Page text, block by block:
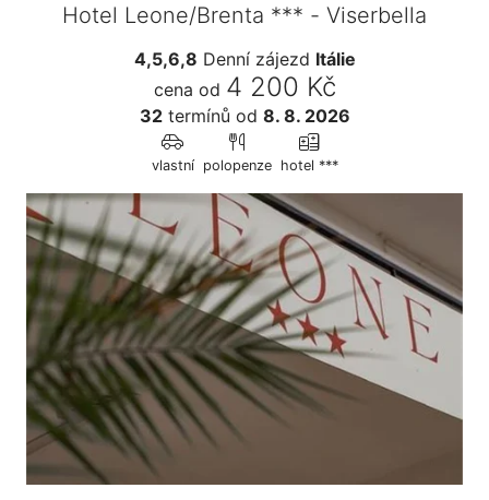
Hotel Leone/Brenta *** - Viserbella
4,5,6,8 Denní zájezd Itálie
cena od 4 200 Kč
32termínů od 8. 8. 2026
vlastní polopenze hotel ***